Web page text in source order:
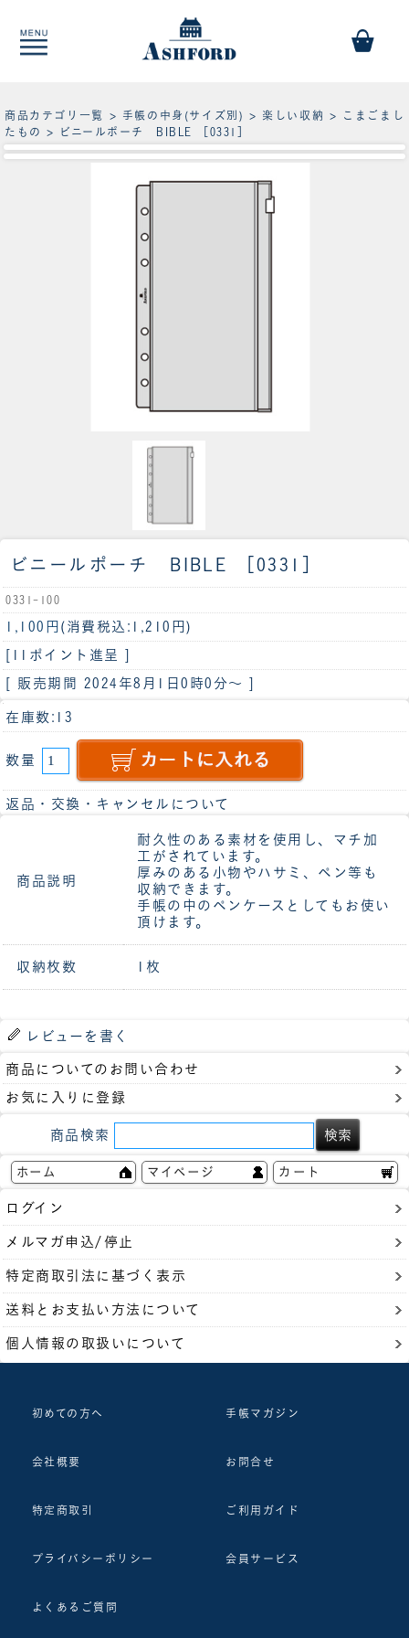
商品カテゴリ一覧 > 手帳の中身(サイズ別) > 楽しい収納 >
こまごまし
たもの
> ビニールポーチ BIBLE ［0331］
ビニールポーチ BIBLE ［0331］
0331-100
1,100円 (消費税込:1,210円)
[11ポイント進呈 ]
[ 販売期間 2024年8月1日0時0分 ～ ]
在庫数:13
数量
返品・交換・キャンセルについて
商品説明
耐久性のある素材を使用し、マチ加
工がされています。
厚みのある小物やハサミ、ペン等も
収納できます。
手帳の中のペンケースとしてもお使い
頂けます。
収納枚数 1枚
レビューを書く
商品についてのお問い合わせ
お気に入りに登録
商品検索
ホーム マイページ カート
ログイン
メルマガ申込/停止
特定商取引法に基づく表示
送料とお支払い方法について
個人情報の取扱いについて
初めての方へ 手帳マガジン
会社概要 お問合せ
特定商取引 ご利用ガイド
プライバシーポリシー 会員サービス
よくあるご質問